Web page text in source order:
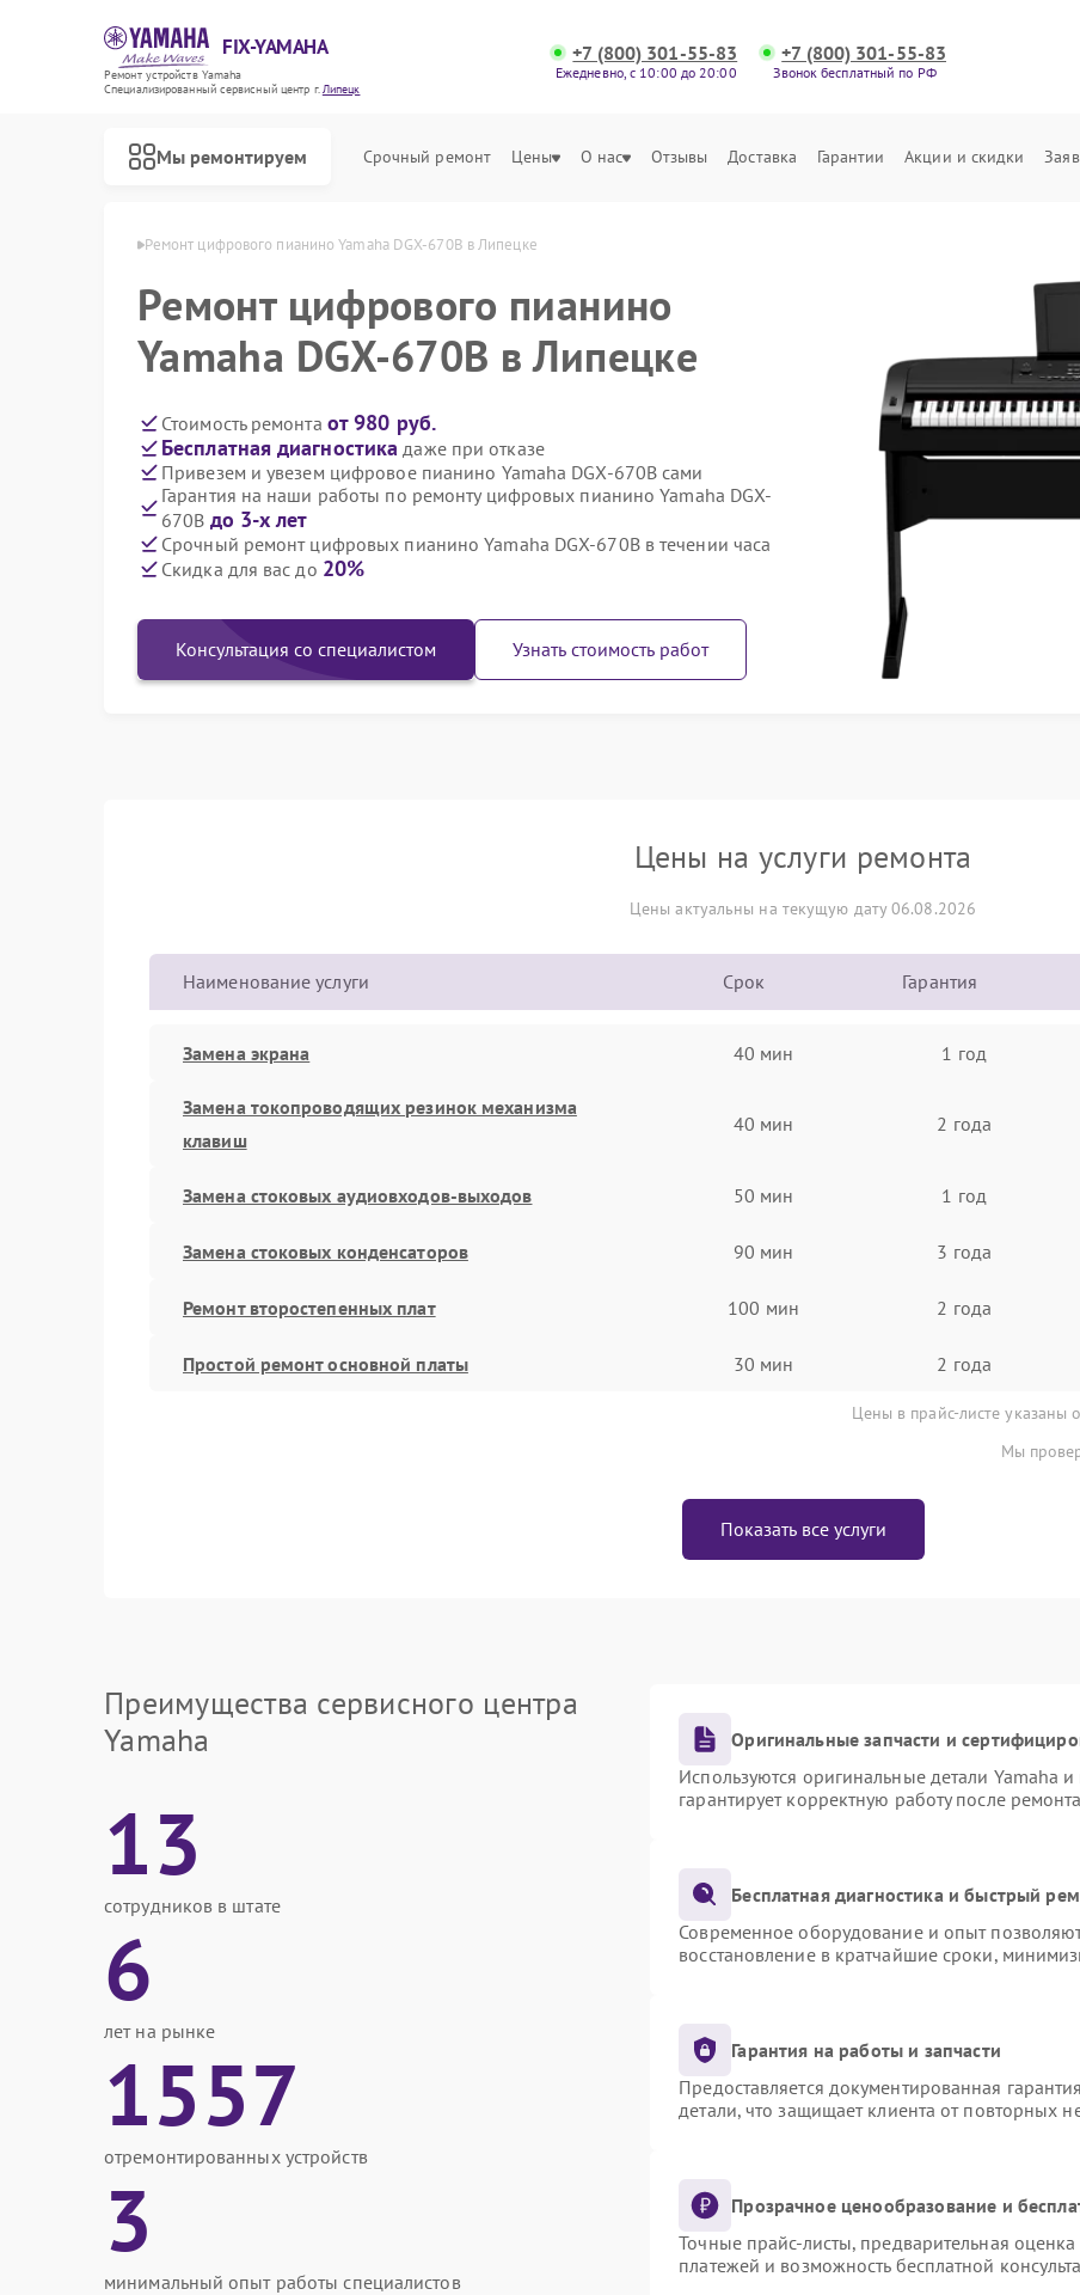
FIX-YAMAHA
Ремонт устройств Yamaha
Специализированный cервисный центр г.Липецк
+7 (800) 301-55-83
Ежедневно, с 10:00 до 20:00
+7 (800) 301-55-83
Звонок бесплатный по РФ
Мы ремонтируем Срочный ремонт Цены О нас Отзывы Доставка Гарантии Акции и скидки
Ремонт цифрового пианино Yamaha DGX-670B в Липецке
Ремонт цифрового пианино
Yamaha DGX-670B в Липецке
Стоимость ремонта от 980 руб.
Бесплатная диагностика даже при отказе
Привезем и увезем цифровое пианино Yamaha DGX-670B сами
Гарантия на наши работы по ремонту цифровых пианино Yamaha DGX-
670B до 3-х лет
Срочный ремонт цифровых пианино Yamaha DGX-670B в течении часа
Скидка для вас до 20%
Консультация со специалистом Узнать стоимость работ
Цены на услуги ремонта
Цены актуальны на текущую дату 06.08.2026
Наименование услуги Срок Гарантия
Замена экрана 40 мин 1 год
Замена токопроводящих резинок механизма
клавиш
40 мин 2 года
Замена стоковых аудиовходов-выходов 50 мин 1 год
Замена стоковых конденсаторов 90 мин 3 года
Ремонт второстепенных плат 100 мин 2 года
Простой ремонт основной платы 30 мин 2 года
Цены в прайс-листе указаны
Мы
Показать все услуги
Преимущества сервисного центра
Yamaha
13
сотрудников в штате
6
лет на рынке
1557
отремонтированных устройств
3
минимальный опыт работы специалистов
Оригинальные запчасти и
Используются оригинальные детали
гарантирует корректную работу после
Бесплатная диагностика и быстрый
Современное оборудование и опыт позволяют
восстановление в кратчайшие сроки,
Гарантия на работы и запчасти
Предоставляется документированная
детали, что защищает клиента от повторных
Прозрачное ценообразование и
Точные прайс-листы, предварительная
платежей и возможность бесплатной